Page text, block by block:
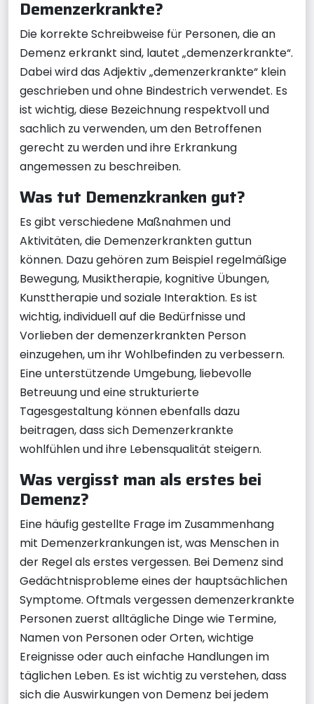
Demenzerkrankte?
Die korrekte Schreibweise für Personen, die an
Demenz erkrankt sind, lautet „demenzerkrankte“.
Dabei wird das Adjektiv „demenzerkrankte“ klein
geschrieben und ohne Bindestrich verwendet. Es
ist wichtig, diese Bezeichnung respektvoll und
sachlich zu verwenden, um den Betroffenen
gerecht zu werden und ihre Erkrankung
angemessen zu beschreiben.
Was tut Demenzkranken gut?
Es gibt verschiedene Maßnahmen und
Aktivitäten, die Demenzerkrankten guttun
können. Dazu gehören zum Beispiel regelmäßige
Bewegung, Musiktherapie, kognitive Übungen,
Kunsttherapie und soziale Interaktion. Es ist
wichtig, individuell auf die Bedürfnisse und
Vorlieben der demenzerkrankten Person
einzugehen, um ihr Wohlbefinden zu verbessern.
Eine unterstützende Umgebung, liebevolle
Betreuung und eine strukturierte
Tagesgestaltung können ebenfalls dazu
beitragen, dass sich Demenzerkrankte
wohlfühlen und ihre Lebensqualität steigern.
Was vergisst man als erstes bei
Demenz?
Eine häufig gestellte Frage im Zusammenhang
mit Demenzerkrankungen ist, was Menschen in
der Regel als erstes vergessen. Bei Demenz sind
Gedächtnisprobleme eines der hauptsächlichen
Symptome. Oftmals vergessen demenzerkrankte
Personen zuerst alltägliche Dinge wie Termine,
Namen von Personen oder Orten, wichtige
Ereignisse oder auch einfache Handlungen im
täglichen Leben. Es ist wichtig zu verstehen, dass
sich die Auswirkungen von Demenz bei jedem